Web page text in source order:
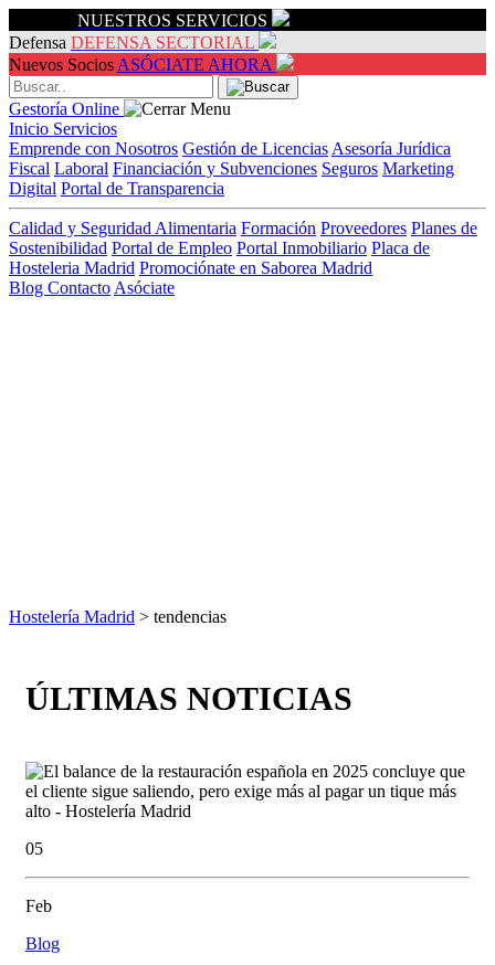
NUESTROS SERVICIOS
Defensa DEFENSA SECTORIAL
Nuevos Socios ASÓCIATE AHORA
Gestoría Online
Inicio Servicios
Emprende con Nosotros Gestión de Licencias Asesoría Jurídica
Fiscal Laboral Financiación y Subvenciones Seguros Marketing
Digital Portal de Transparencia
Calidad y Seguridad Alimentaria Formación Proveedores Planes de
Sostenibilidad Portal de Empleo Portal Inmobiliario Placa de
Hosteleria Madrid Promociónate en Saborea Madrid
Blog Contacto Asóciate
Hostelería Madrid > tendencias
ÚLTIMAS NOTICIAS
05
Feb
Blog